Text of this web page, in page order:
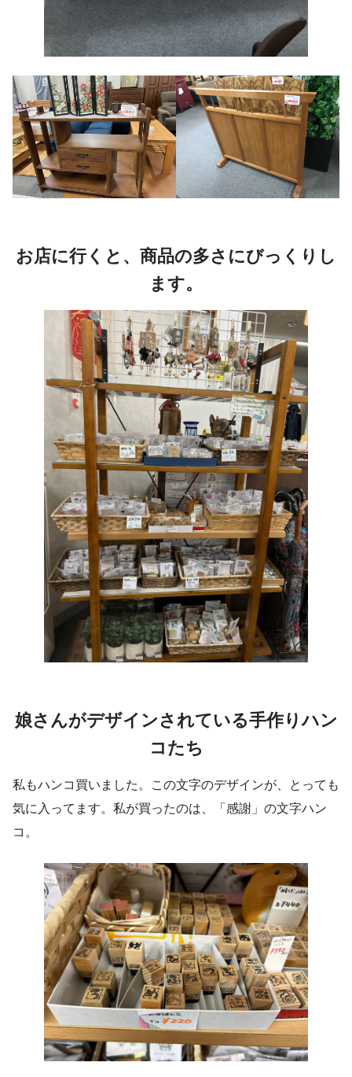
お店に行くと、商品の多さにびっくりし
ます。
娘さんがデザインされている手作りハン
コたち
私もハンコ買いました。この文字のデザインが、とっても
気に入ってます。私が買ったのは、「感謝」の文字ハン
コ。